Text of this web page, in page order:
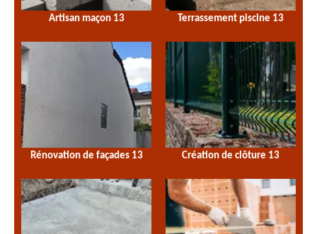
Artisan maçon 13 Terrassement piscine 13
Rénovation de façades 13 Création de clôture 13